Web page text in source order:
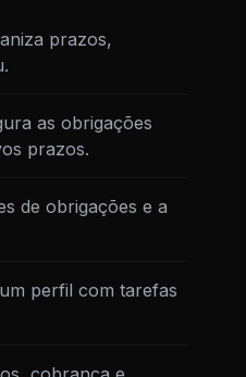
prazos,
as obrigações
prazos.
de obrigações e a
perfil com tarefas